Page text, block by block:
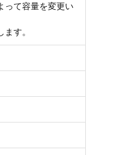
って容量を変更い
す。